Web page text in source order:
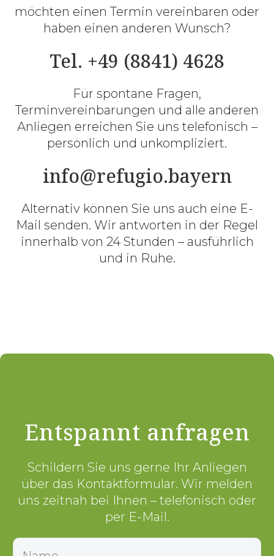
möchten einen Termin vereinbaren oder
haben einen anderen Wunsch?
Tel. +49 (8841) 4628
Für spontane Fragen,
Terminvereinbarungen und alle anderen
Anliegen erreichen Sie uns telefonisch –
persönlich und unkompliziert.
info@refugio.bayern
Alternativ können Sie uns auch eine E-
Mail senden. Wir antworten in der Regel
innerhalb von 24 Stunden – ausführlich
und in Ruhe.
Entspannt anfragen
Schildern Sie uns gerne Ihr Anliegen
über das Kontaktformular. Wir melden
uns zeitnah bei Ihnen – telefonisch oder
per E-Mail.